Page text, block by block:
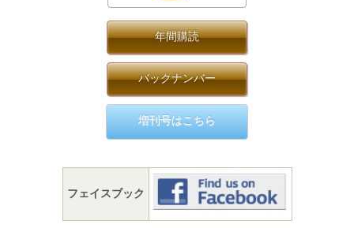
年間購読
バックナンバー
増刊号はこちら
フェイスブック